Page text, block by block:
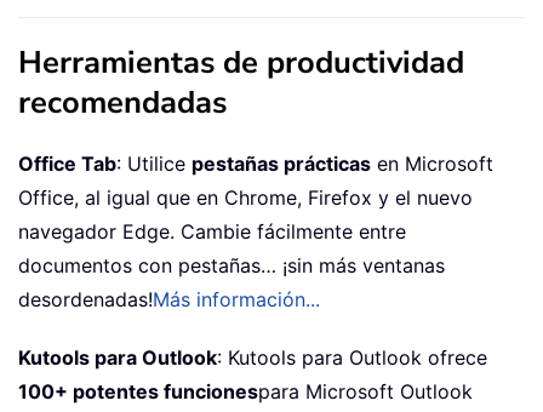
Herramientas de productividad
recomendadas
Office Tab: Utilice pestañas prácticas en Microsoft
Office, al igual que en Chrome, Firefox y el nuevo
navegador Edge. Cambie fácilmente entre
documentos con pestañas… ¡sin más ventanas
desordenadas!Más información...
Kutools para Outlook: Kutools para Outlook ofrece
100+ potentes funcionespara Microsoft Outlook